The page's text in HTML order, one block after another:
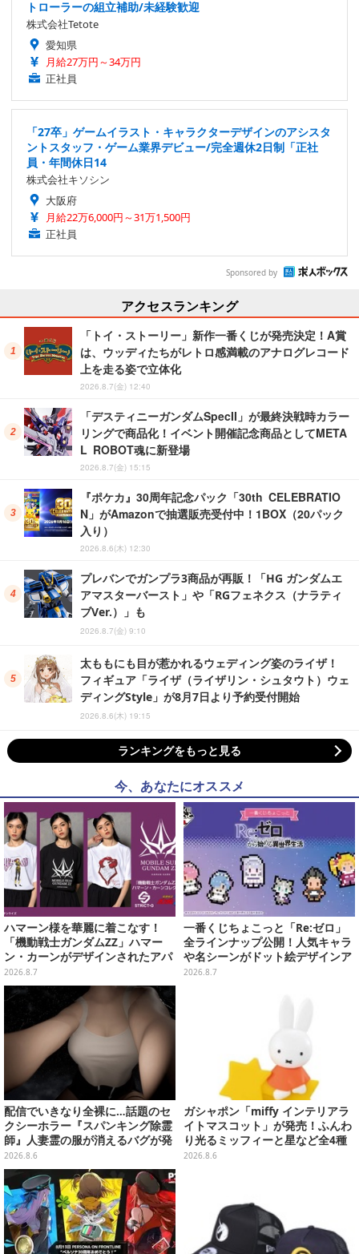
トローラーの組立補助/未経験歓迎
株式会社Tetote
愛知県
月給27万円～34万円
正社員
「27卒」ゲームイラスト・キャラクターデザインのアシスタ
ントスタッフ・ゲーム業界デビュー/完全週休2日制「正社
員・年間休日14
株式会社キソシン
大阪府
月給22万6,000円～31万1,500円
正社員
Sponsored by
アクセスランキング
「トイ・ストーリー」新作一番くじが発売決定！A賞
は、ウッディたちがレトロ感満載のアナログレコード
上を走る姿で立体化
2026.8.7(金) 12:40
「デスティニーガンダムSpecII」が最終決戦時カラー
リングで商品化！イベント開催記念商品としてMETA
L ROBOT魂に新登場
2026.8.7(金) 15:15
『ポケカ』30周年記念パック「30th CELEBRATIO
N」がAmazonで抽選販売受付中！1BOX（20パック
入り）
2026.8.6(木) 12:30
プレバンでガンプラ3商品が再販！「HG ガンダムエ
アマスターバースト」や「RGフェネクス（ナラティ
ブVer.）」も
2026.8.7(金) 9:10
太ももにも目が惹かれるウェディング姿のライザ！
フィギュア「ライザ（ライザリン・シュタウト）ウェ
ディングStyle」が8月7日より予約受付開始
2026.8.6(木) 19:15
ランキングをもっと見る
今、あなたにオススメ
ハマーン様を華麗に着こなす！
「機動戦士ガンダムZZ」ハマー
ン・カーンがデザインされたアパ
レルが販売
2026.8.7
一番くじちょこっと「Re:ゼロ」
全ラインナップ公開！人気キャラ
や名シーンがドット絵デザインア
クリルマグネットに
2026.8.7
配信でいきなり全裸に…話題のセ
クシーホラー『スパンキング除霊
師』人妻霊の服が消えるバグが発
生。「丸裸になる現象を泣きなが
ら修正しました」と現在はアプデ
済み
2026.8.6
ガシャポン「miffy インテリアラ
イトマスコット」が発売！ふんわ
り光るミッフィーと星など全4種
ラインナップ
2026.8.6